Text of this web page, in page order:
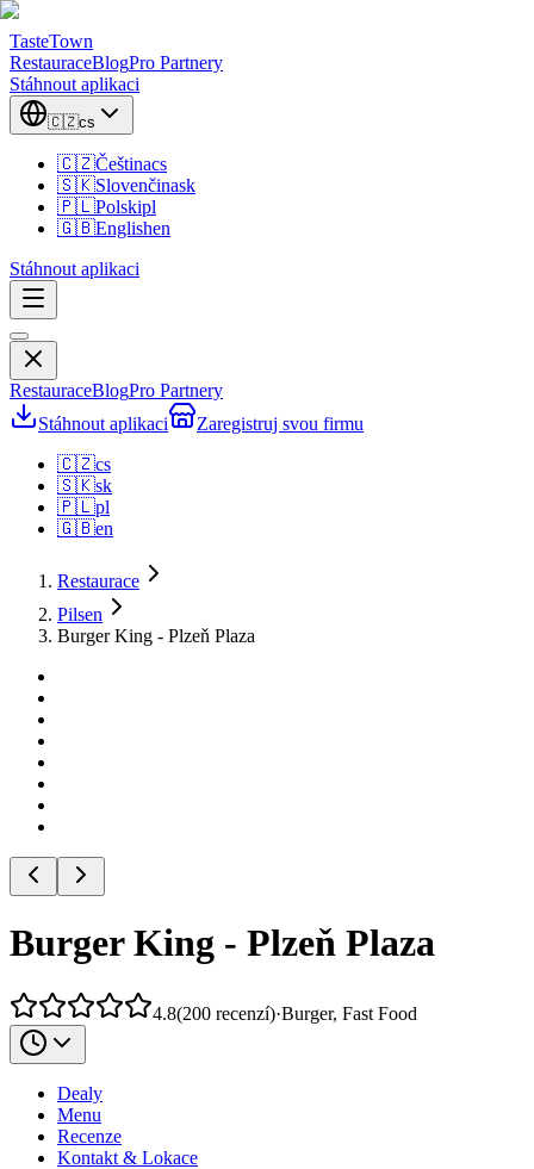
TasteTown
RestauraceBlogPro Partnery
Stáhnout aplikaci
🇨🇿cs
🇨🇿Češtinacs
🇸🇰Slovenčinask
🇵🇱Polskipl
🇬🇧Englishen
Stáhnout aplikaci
RestauraceBlogPro Partnery
Stáhnout aplikaci
Zaregistruj svou firmu
🇨🇿cs
🇸🇰sk
🇵🇱pl
🇬🇧en
Restaurace
Pilsen
Burger King - Plzeň Plaza
Burger King - Plzeň Plaza
4.8(200 recenzí)·Burger, Fast Food
Dealy
Menu
Recenze
Kontakt & Lokace